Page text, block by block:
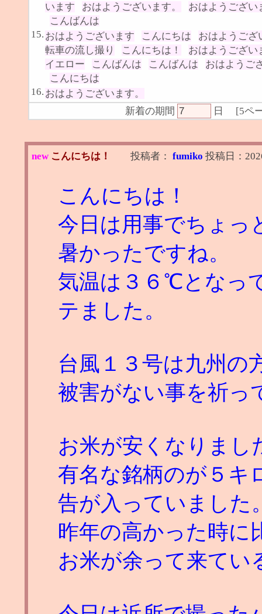
います
おはようございます。
おはようござい
こんばんは
15. おはようございます こんにちは
おはようござ
転車の流し撮り
こんにちは！
おはようござい
イエロー
こんばんは こんばんは
おはようご
こんにちは
16. おはようございます。
新着の期間
日 [5ペ
new こんにちは！ 投稿者： fumiko 投稿日：
こんにちは！
今日は用事でちょっ
暑かったですね。
気温は３６℃となっ
テました。
台風１３号は九州の
被害がない事を祈っ
お米が安くなりまし
有名な銘柄のが５キ
告が入っていました
昨年の高かった時に
お米が余って来てい